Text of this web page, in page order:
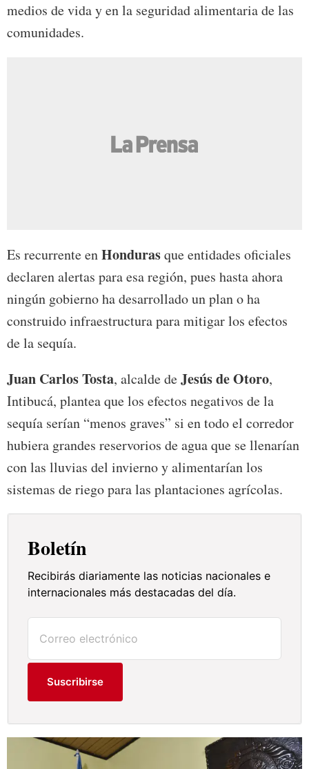
medios de vida y en la seguridad alimentaria de las
comunidades.
Es recurrente enHondurasque entidades oficiales
declaren alertas para esa región, pues hasta ahora
ningún gobierno ha desarrollado un plan o ha
construido infraestructura para mitigar los efectos
de la sequía.
Juan Carlos Tosta, alcalde deJesús de Otoro,
Intibucá, plantea que los efectos negativos de la
sequía serían “menos graves” si en todo el corredor
hubiera grandes reservorios de agua que se llenarían
con las lluvias del invierno y alimentarían los
sistemas de riego para las plantaciones agrícolas.
Boletín
Recibirás diariamente las noticias nacionales e
internacionales más destacadas del día.
Suscribirse